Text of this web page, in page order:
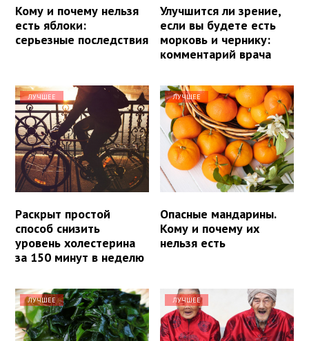
Кому и почему нельзя
есть яблоки:
серьезные последствия
Улучшится ли зрение,
если вы будете есть
морковь и чернику:
комментарий врача
ЛУЧШЕЕ
Раскрыт простой
способ снизить
уровень холестерина
за 150 минут в неделю
ЛУЧШЕЕ
Опасные мандарины.
Кому и почему их
нельзя есть
ЛУЧШЕЕ ЛУЧШЕЕ